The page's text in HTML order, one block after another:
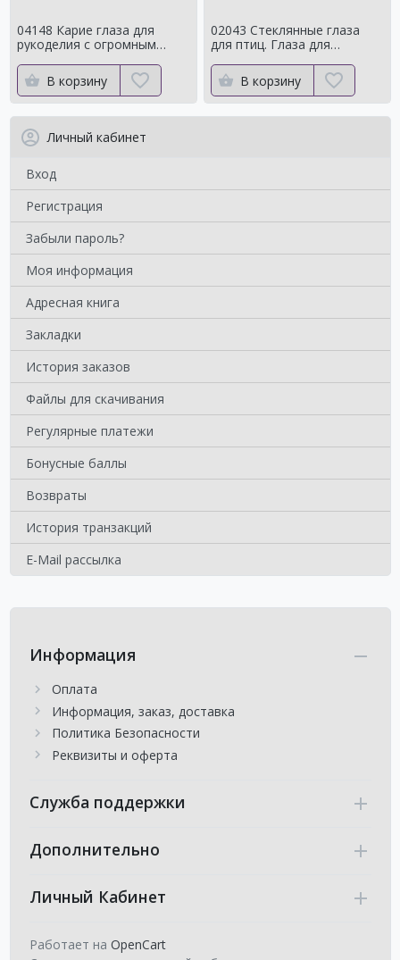
04148 Карие глаза для
рукоделия с огромным
В корзину
02043 Стеклянные глаза
для птиц. Глаза для
чучелаворона.
В корзину
Личный кабинет
Вход
Регистрация
Забыли пароль?
Моя информация
Адресная книга
Закладки
История заказов
Файлы для скачивания
Регулярные платежи
Бонусные баллы
Возвраты
История транзакций
E-Mail рассылка
Информация
Оплата
Информация, заказ, доставка
Политика Безопасности
Реквизиты и оферта
Служба поддержки
Дополнительно
Личный Кабинет
Работает на OpenCart